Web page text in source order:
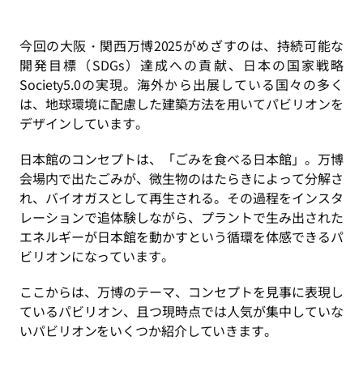
今回の大阪・関西万博2025がめざすのは、持続可能な
開発目標（SDGs）達成への貢献、日本の国家戦略
Society5.0の実現。海外から出展している国々の多く
は、地球環境に配慮した建築方法を用いてパビリオンを
デザインしています。
日本館のコンセプトは、「ごみを食べる日本館」。万博
会場内で出たごみが、微生物のはたらきによって分解さ
れ、バイオガスとして再生される。その過程をインスタ
レーションで追体験しながら、プラントで生み出された
エネルギーが日本館を動かすという循環を体感できるパ
ビリオンになっています。
ここからは、万博のテーマ、コンセプトを見事に表現し
ているパビリオン、且つ現時点では人気が集中していな
いパビリオンをいくつか紹介していきます。